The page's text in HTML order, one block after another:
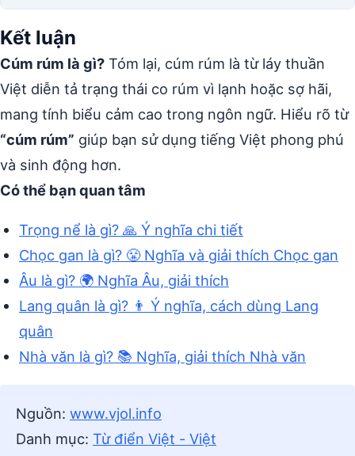
Kết luận
Cúm rúm là gì? Tóm lại, cúm rúm là từ láy thuần
Việt diễn tả trạng thái co rúm vì lạnh hoặc sợ hãi,
mang tính biểu cảm cao trong ngôn ngữ. Hiểu rõ từ
“cúm rúm” giúp bạn sử dụng tiếng Việt phong phú
và sinh động hơn.
Có thể bạn quan tâm
Trọng nể là gì? 🙏 Ý nghĩa chi tiết
Chọc gan là gì? 😤 Nghĩa và giải thích Chọc gan
Âu là gì? 🌍 Nghĩa Âu, giải thích
Lang quân là gì? 👨 Ý nghĩa, cách dùng Lang
quân
Nhà văn là gì? 📚 Nghĩa, giải thích Nhà văn
Nguồn: www.vjol.info
Danh mục: Từ điển Việt - Việt